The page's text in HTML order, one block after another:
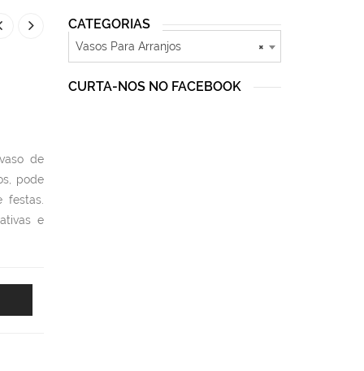
de
pode
festas.
e
CATEGORIAS
×
Vasos Para Arranjos
CURTA-NOS NO FACEBOOK